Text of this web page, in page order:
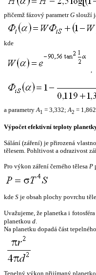
přičemž fázový parametrG slouží
kde
,
a parametryA1 = 3,332;A2 =
Výpočet efektivní teploty
Sálání (záření) je přirozená
tělesem. Pohltivost a odrazivost
Pro výkon záření černého tělesa P
kde S je obsah plochy povrchu
Uvažujeme, že planetka i
planetkou d.
Na planetku dopadá část
Tepelný výkon přijímaný